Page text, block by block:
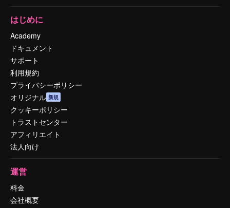
はじめに
Academy
ドキュメント
サポート
利用規約
プライバシーポリシー
オリジナル 新規
クッキーポリシー
トラストセンター
アフィリエイト
法人向け
運営
料金
会社概要